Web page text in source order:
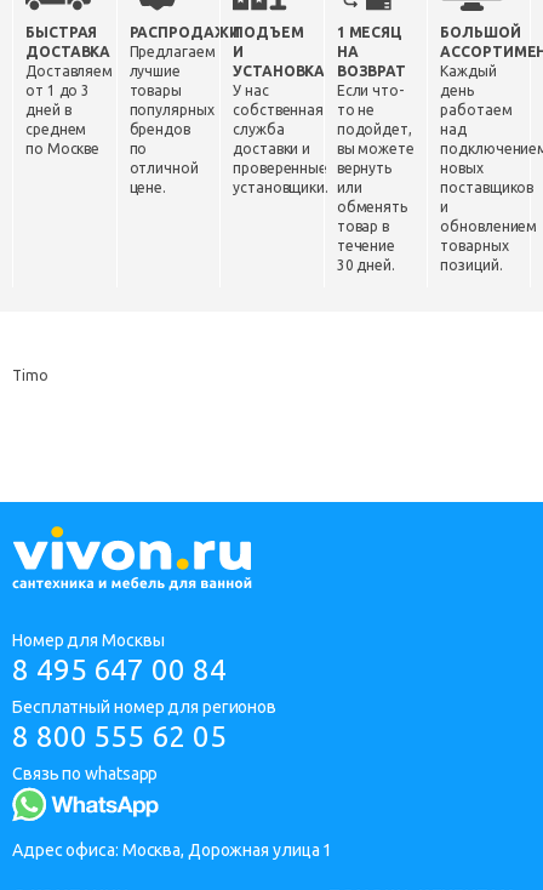
БЫСТРАЯ
ДОСТАВКА
Доставляем
от 1 до 3
дней в
среднем
по Москве
РАСПРОДАЖИ
Предлагаем
лучшие
товары
популярных
брендов
по
отличной
цене.
ПОДЪЕМ
И
УСТАНОВКА
У нас
собственная
служба
доставки и
проверенные
установщики.
1 МЕСЯЦ
НА
ВОЗВРАТ
Если что-
то не
подойдет,
вы можете
вернуть
или
обменять
товар в
течение
30 дней.
БОЛЬШОЙ
Каждый
день
работаем
над
новых
поставщиков
и
обновлением
товарных
позиций.
Timo
Номер для Москвы
8 495 647 00 84
Бесплатный номер для регионов
8 800 555 62 05
Связь по whatsapp
Адрес офиса: Москва, Дорожная улица 1